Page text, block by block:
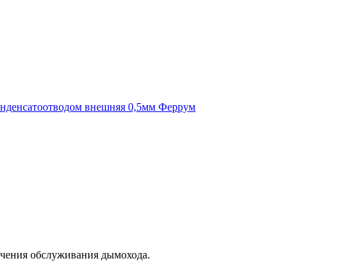
внешняя 0,5мм Феррум
обслуживания дымохода.